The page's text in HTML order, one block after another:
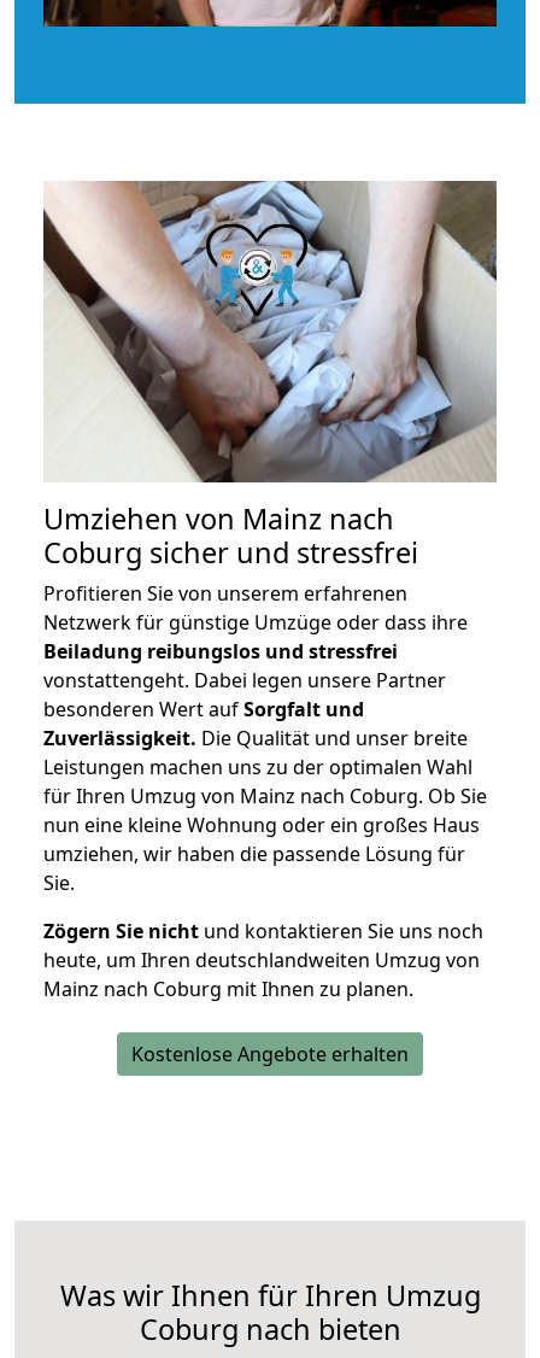
Umziehen von Mainz nach
Coburg sicher und stressfrei
Profitieren Sie von unserem erfahrenen
Netzwerk für günstige Umzüge oder dass ihre
Beiladung reibungslos und stressfrei
vonstattengeht. Dabei legen unsere Partner
besonderen Wert aufSorgfalt und
Zuverlässigkeit. Die Qualität und unser breite
Leistungen machen uns zu der optimalen Wahl
für Ihren Umzug von Mainz nach Coburg. Ob Sie
nun eine kleine Wohnung oder ein großes Haus
umziehen, wir haben die passende Lösung für
Sie.
Zögern Sie nicht und kontaktieren Sie uns noch
heute, um Ihren deutschlandweiten Umzug von
Mainz nach Coburg mit Ihnen zu planen.
Kostenlose Angebote erhalten
Was wir Ihnen für Ihren Umzug
Coburg nach bieten